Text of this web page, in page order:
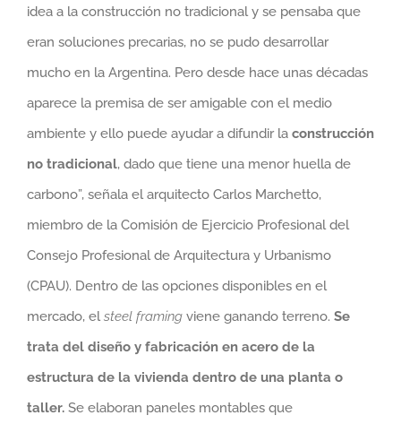
idea a la construcción no tradicional y se pensaba que
eran soluciones precarias, no se pudo desarrollar
mucho en la Argentina. Pero desde hace unas décadas
aparece la premisa de ser amigable con el medio
ambiente y ello puede ayudar a difundir la construcción
no tradicional, dado que tiene una menor huella de
carbono”, señala el arquitecto Carlos Marchetto,
miembro de la Comisión de Ejercicio Profesional del
Consejo Profesional de Arquitectura y Urbanismo
(CPAU). Dentro de las opciones disponibles en el
mercado, elsteel framing viene ganando terreno. Se
trata del diseño y fabricación en acero de la
estructura de la vivienda dentro de una planta o
taller. Se elaboran paneles montables que